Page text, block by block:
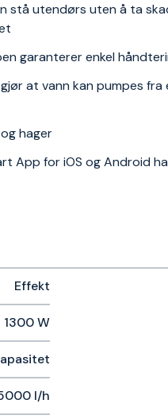
stå utendørs uten å ta
garanterer enkel
at vann kan pumpes
hager
App for iOS og Android
Effekt
1300 W
l/h